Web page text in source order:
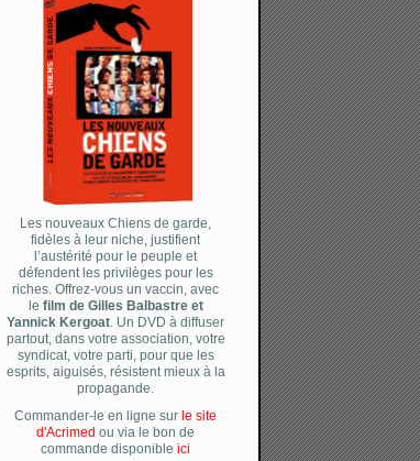
Les nouveaux Chiens de garde,
fidèles à leur niche, justifient
l’austérité pour le peuple et
défendent les privilèges pour les
riches. Offrez-vous un vaccin, avec
le film de Gilles Balbastre et
Yannick Kergoat. Un DVD à diffuser
partout, dans votre association, votre
syndicat, votre parti, pour que les
esprits, aiguisés, résistent mieux à la
propagande.
Commander-le en ligne sur le site
d'Acrimed ou via le bon de
commande disponible ici